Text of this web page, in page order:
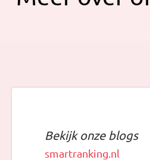
Bekijk onze blogs
smartranking.nl